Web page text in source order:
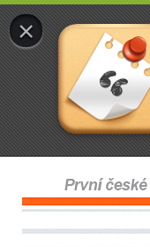
×